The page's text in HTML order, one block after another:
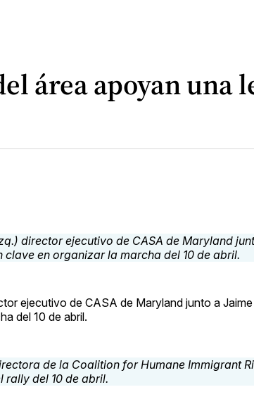
área apoyan una
ejecutivo de CASA de Maryland junto a
del 10 de abril.